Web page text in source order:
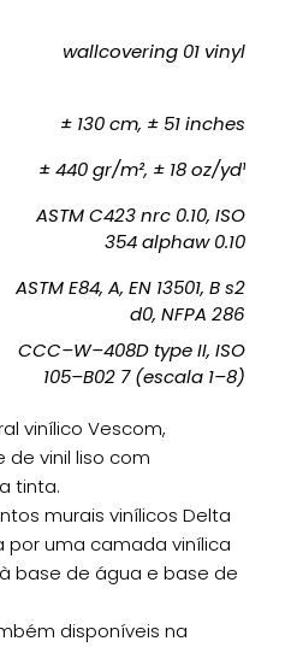
wallcovering 01 vinyl
± 130 cm, ± 51 inches
± 440 gr/m², ± 18 oz/yd¹
ASTM C423 nrc 0.10, ISO
354 alphaw 0.10
ASTM E84, A, EN 13501, B s2
d0, NFPA 286
CCC–W–408D type II, ISO
105–B02 7 (escala 1–8)
vinílico Vescom,
vinil liso com
tinta.
murais vinílicos Delta
uma camada vinílica
base de água e base de
disponíveis na